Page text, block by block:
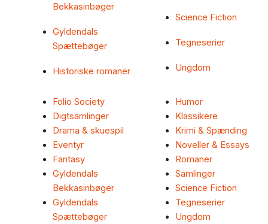
Bekkasinbøger
Gyldendals
Spættebøger
Historiske romaner
Science Fiction
Tegneserier
Ungdom
Folio Society
Digtsamlinger
Drama & skuespil
Eventyr
Fantasy
Gyldendals
Bekkasinbøger
Gyldendals
Spættebøger
Humor
Klassikere
Krimi & Spænding
Noveller & Essays
Romaner
Samlinger
Science Fiction
Tegneserier
Ungdom